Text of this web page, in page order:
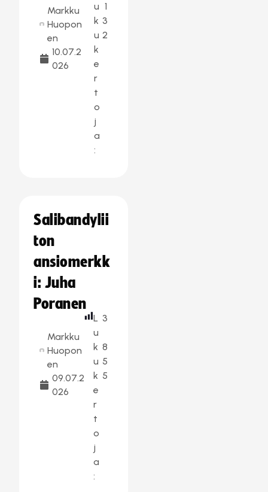
Markku
Huopon
en
10.07.2
026
u
k
u
k
e
r
t
o
j
a
:
1
3
2
Salibandylii
ton
ansiomerkk
i: Juha
Poranen
Markku
Huopon
en
09.07.2
026
L
u
k
u
k
e
r
t
o
j
a
:
3
8
5
5